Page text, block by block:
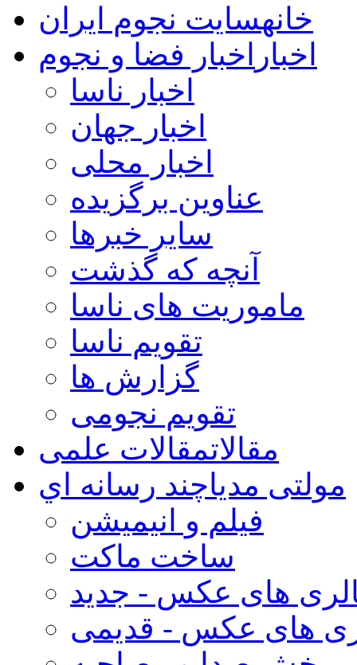
خانهسایت نجوم ایران
اخبار اخبار فضا و نجوم
اخبار ناسا
اخبار جهان
اخبار محلی
عناوین برگزیده
سایر خبرها
آنچه که گذشت
ماموریت های ناسا
تقویم ناسا
گزارش ها
تقویم نجومی
مقالاتمقالات علمی
مولتی مدیاچند رسانه اي
فیلم و انیمیشن
ساخت ماکت
های عکس - جدید
های عکس - قدیمی